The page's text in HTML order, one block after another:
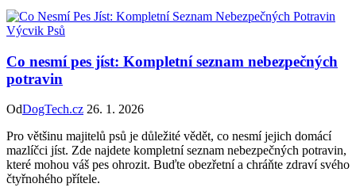
Výcvik Psů
Co nesmí pes jíst: Kompletní seznam nebezpečných
potravin
OdDogTech.cz 26. 1. 2026
Pro většinu majitelů psů je důležité vědět, co nesmí jejich domácí
mazlíčci jíst. Zde najdete kompletní seznam nebezpečných potravin,
které mohou váš pes ohrozit. Buďte obezřetní a chráňte zdraví svého
čtyřnohého přítele.